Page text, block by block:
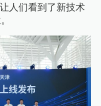
人们看到了新技术